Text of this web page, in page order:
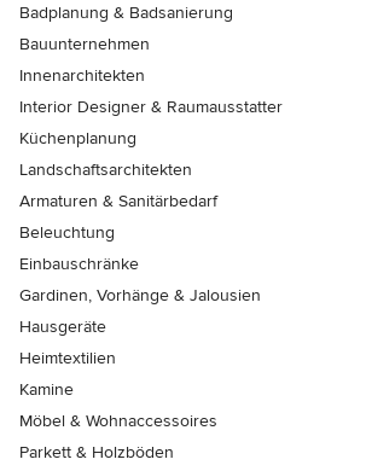
Badplanung & Badsanierung
Bauunternehmen
Innenarchitekten
Interior Designer & Raumausstatter
Küchenplanung
Landschaftsarchitekten
Armaturen & Sanitärbedarf
Beleuchtung
Einbauschränke
Gardinen, Vorhänge & Jalousien
Hausgeräte
Heimtextilien
Kamine
Möbel & Wohnaccessoires
Parkett & Holzböden